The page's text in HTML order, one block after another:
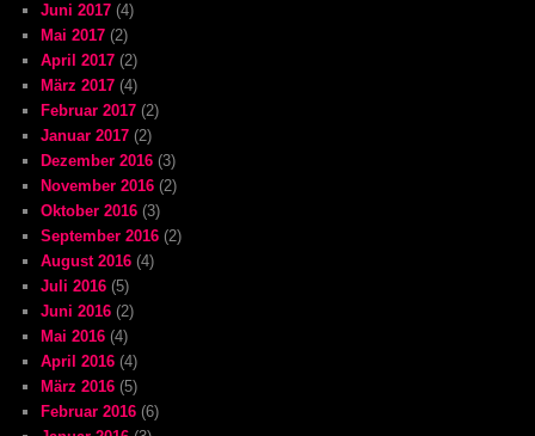
Juni 2017 (4)
Mai 2017 (2)
April 2017 (2)
März 2017 (4)
Februar 2017 (2)
Januar 2017 (2)
Dezember 2016 (3)
November 2016 (2)
Oktober 2016 (3)
September 2016 (2)
August 2016 (4)
Juli 2016 (5)
Juni 2016 (2)
Mai 2016 (4)
April 2016 (4)
März 2016 (5)
Februar 2016 (6)